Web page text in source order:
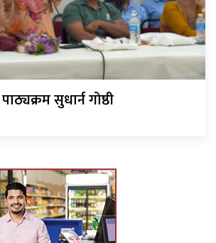
सुधार्न गोष्ठी